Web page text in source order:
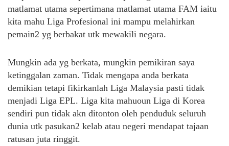
matlamat utama sepertimana matlamat utama FAM iaitu
kita mahu Liga Profesional ini mampu melahirkan
pemain2 yg berbakat utk mewakili negara.
Mungkin ada yg berkata, mungkin pemikiran saya
ketinggalan zaman. Tidak mengapa anda berkata
demikian tetapi fikirkanlah Liga Malaysia pasti tidak
menjadi Liga EPL. Liga kita mahuoun Liga di Korea
sendiri pun tidak akn ditonton oleh penduduk seluruh
dunia utk pasukan2 kelab atau negeri mendapat tajaan
ratusan juta ringgit.